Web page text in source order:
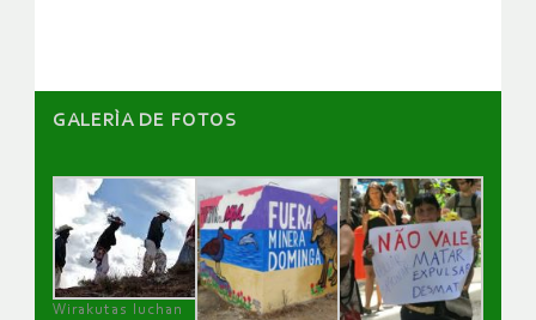
GALERÌA DE FOTOS
Wirakutas luchan